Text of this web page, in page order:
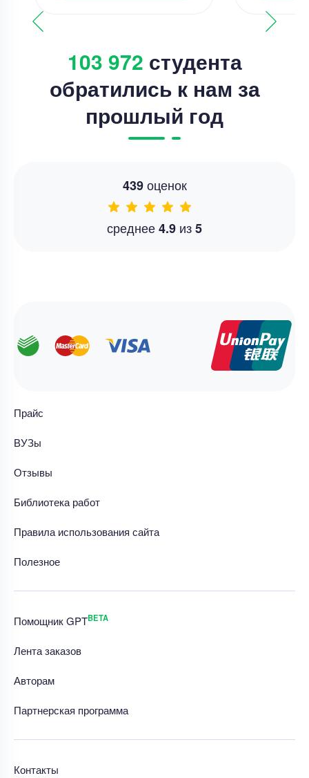
103 972 студента
обратились к нам за
прошлый год
439оценок
среднее4.9 из5
Прайс
ВУЗы
Отзывы
Библиотека работ
Правила использования сайта
Полезное
Помощник GPTBETA
Лента заказов
Авторам
Партнерская программа
Контакты